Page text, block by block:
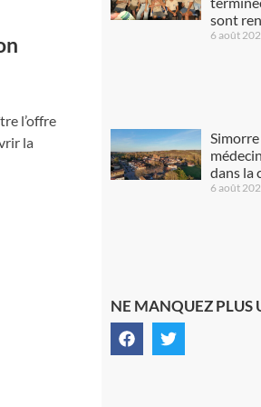
l’offre
la
sont
6 août
dans la
6 août
NE MANQUEZ PLUS